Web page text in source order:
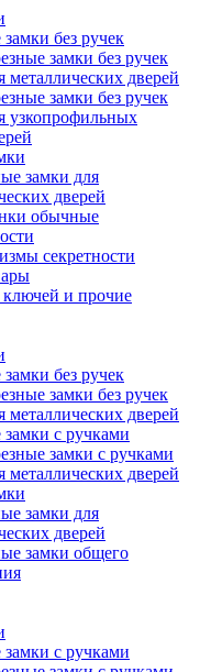
без ручек
замки без ручек
металлических дверей
замки без ручек
узкопрофильных
замки для
дверей
обычные
секретности
ключей и прочие
без ручек
замки без ручек
металлических дверей
с ручками
замки с ручками
металлических дверей
замки для
дверей
замки общего
с ручками